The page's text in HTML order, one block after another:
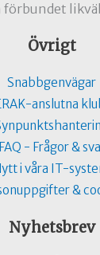
förbundet
Övrigt
Snabbgenvägar
anslutna
FAQ - Frågor &
i våra IT-
&
Nyhetsbrev